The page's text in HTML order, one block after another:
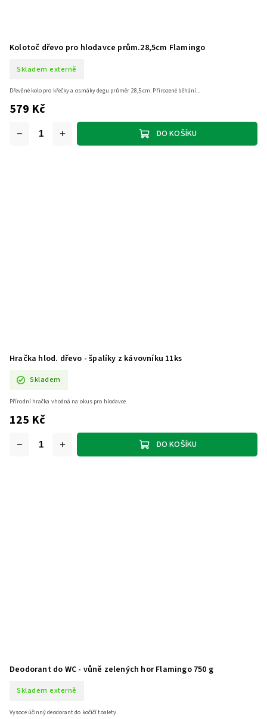
Kolotoč dřevo pro hlodavce prům.28,5cm Flamingo
Skladem externě
579 Kč
DO KOŠÍKU
Dřevěné kolo pro křečky a osmáky degu průměr 28,5 cm. Přirozené běhání...
Hračka hlod. dřevo - špalíky z kávovníku 11ks
Skladem
125 Kč
DO KOŠÍKU
Přírodní hračka vhodná na okus pro hlodavce.
Deodorant do WC - vůně zelených hor Flamingo 750 g
Skladem externě
Vysoce účinný deodorant do kočičí toalety.